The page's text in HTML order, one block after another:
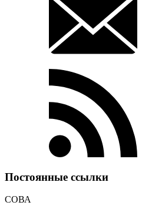
Постоянные ссылки
СОВА